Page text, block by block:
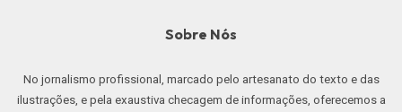
Sobre Nós
No jornalismo profissional, marcado pelo artesanato do texto e das
ilustrações, e pela exaustiva checagem de informações, oferecemos a